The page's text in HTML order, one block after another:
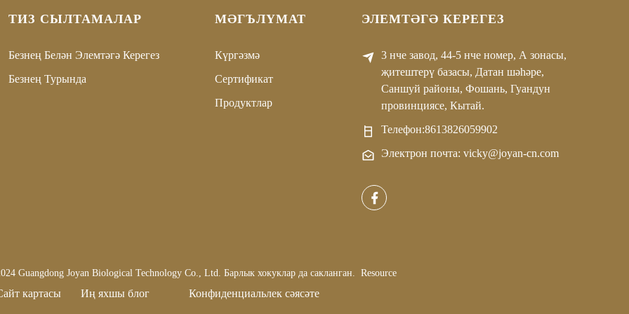
ТИЗ СЫЛТАМАЛАР
Безнең Белән Элемтәгә Керегез
Безнең Турында
МӘГЪЛҮМАТ
Күргәзмә
Сертификат
Продуктлар
ЭЛЕМТӘГӘ КЕРЕГЕЗ
3 нче завод, 44-5 нче номер, А зонасы,
җитештерү базасы, Датан шәһәре,
Саншуй районы, Фошань, Гуандун
провинциясе, Кытай.
Телефон:8613826059902
Электрон почта: vicky@joyan-cn.com
Guangdong Joyan Biological Technology Co., Ltd. Барлык хокуклар да сакланган. Resource
картасы Иң яхшы блог Конфиденциальлек сәясәте